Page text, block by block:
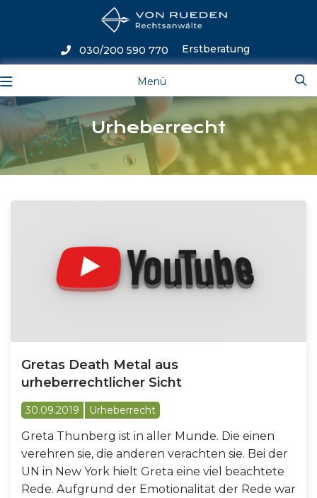
Menü
030/200 590 770 Erstberatung
Urheberrecht
Gretas Death Metal aus
urheberrechtlicher Sicht
30.09.2019 Urheberrecht
Greta Thunberg ist in aller Munde. Die einen
verehren sie, die anderen verachten sie. Bei der
UN in New York hielt Greta eine viel beachtete
Rede. Aufgrund der Emotionalität der Rede war